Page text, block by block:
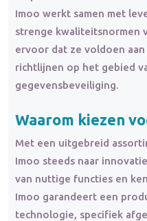
Imoo werkt samen met
strenge kwaliteitsnormen
ervoor dat ze voldoen
richtlijnen op het gebied
gegevensbeveiliging.
Waarom kiezen
Met een uitgebreid
Imoo steeds naar
van nuttige functies en
Imoo garandeert een
technologie, specifiek